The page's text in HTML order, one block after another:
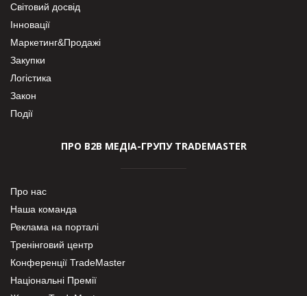
Світовий досвід
Інновації
Маркетинг&Продажі
Закупки
Логістика
Закон
Події
ПРО В2В МЕДІА-ГРУПУ TRADEMASTER
Про нас
Наша команда
Реклама на порталі
Тренінговий центр
Конференції TradeMaster
Національні Премії